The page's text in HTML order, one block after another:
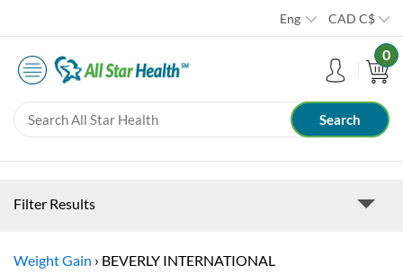
Eng CAD C$
0
Filter Results
Weight Gain › BEVERLY INTERNATIONAL